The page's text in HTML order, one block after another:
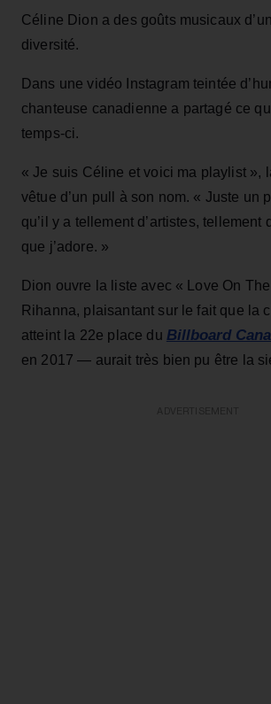
Céline Dion a des goûts musicaux
diversité.
Dans une vidéo Instagram teintée
chanteuse canadienne a partagé ce
temps-ci.
« Je suis Céline et voici ma playlist »,
vêtue d’un pull à son nom. « Juste un
qu’il y a tellement d’artistes, tellement
que j’adore. »
Dion ouvre la liste avec « Love On
Rihanna, plaisantant sur le fait que la
atteint la 22e place du Billboard
en 2017 — aurait très bien pu être la